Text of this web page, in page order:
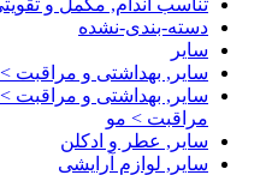
تناسب اندام, مکمل و
دسته-بندی-نشده
سایر
سایر, بهداشتی و مراقبت
سایر, بهداشتی و
مراقبت > مو
سایر, عطر و ادکلن
سایر, لوازم آرایشی